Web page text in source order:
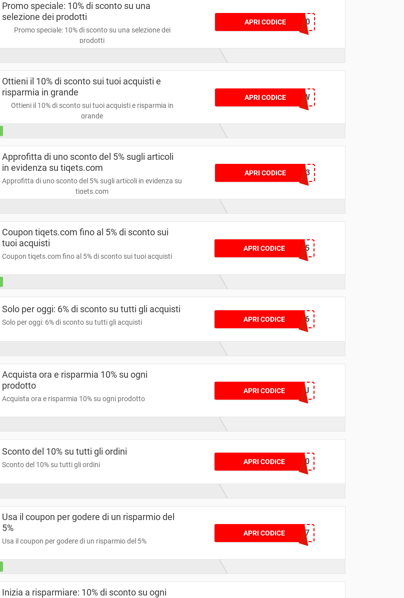
Promo speciale: 10% di sconto su una
selezione dei prodotti
Promo speciale: 10% di sconto su una selezione dei
prodotti
APRI CODICE
STUDISCOUNT10
Ottieni il 10% di sconto sui tuoi acquisti e
risparmia in grande
Ottieni il 10% di sconto sui tuoi acquisti e risparmia in
grande
APRI CODICE
IAPP5PVL2R5W
Approfitta di uno sconto del 5% sugli articoli
in evidenza su tiqets.com
Approfitta di uno sconto del 5% sugli articoli in evidenza su
tiqets.com
APRI CODICECBBE13
Coupon tiqets.com fino al 5% di sconto sui
tuoi acquisti
Coupon tiqets.com fino al 5% di sconto sui tuoi acquisti
APRI CODICE GF5
Solo per oggi: 6% di sconto su tutti gli acquisti
Solo per oggi: 6% di sconto su tutti gli acquisti APRI CODICEWEBRAVO6
Acquista ora e risparmia 10% su ogni
prodotto
Acquista ora e risparmia 10% su ogni prodotto
APRI CODICE GURU
Sconto del 10% su tutti gli ordini
Sconto del 10% su tutti gli ordini APRI CODICEWEWARD10
Usa il coupon per godere di un risparmio del
5%
Usa il coupon per godere di un risparmio del 5%
APRI CODICEGROUPON7
Inizia a risparmiare: 10% di sconto su ogni